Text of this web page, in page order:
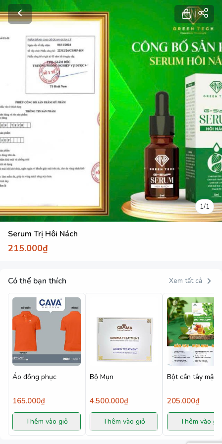
1/1
Serum Trị Hôi Nách
215.000₫
Có thể bạn thích Xem tất cả
Áo đồng phục
165.000₫
Thêm vào giỏ
Bộ Mụn
4.500.000₫
Thêm vào giỏ
Bột cần tây mật
205.000₫
Thêm vào giỏ